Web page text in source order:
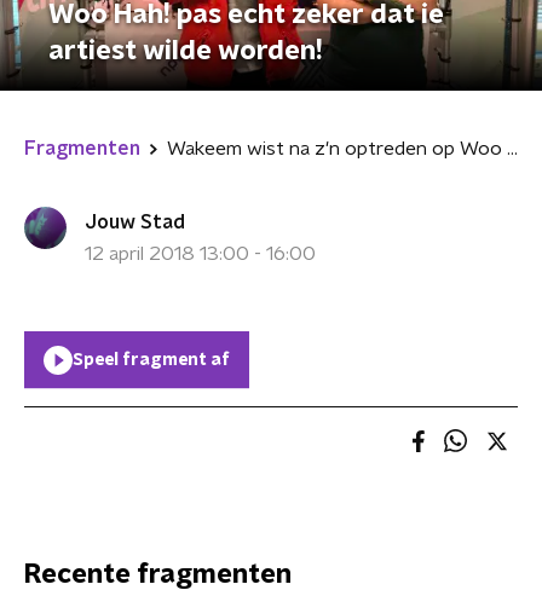
Woo Hah! pas echt zeker dat ie
artiest wilde worden!
Fragmenten Wakeem wist na z'n optreden op Woo Hah! pas echt zeker dat ie artiest wilde worden!
Jouw Stad
12 april 2018 13:00 - 16:00
Speel fragment af
Recente fragmenten